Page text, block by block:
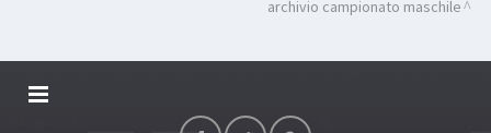
archivio campionato maschile